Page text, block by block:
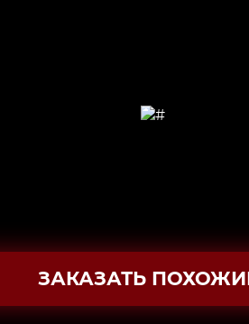
ЗАКАЗАТЬ